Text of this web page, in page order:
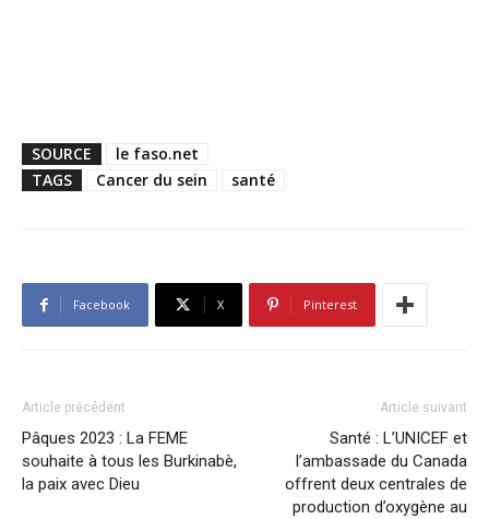
SOURCE
le faso.net
TAGS
Cancer du sein santé
Facebook X Pinterest
Article précédent
Pâques 2023 : La FEME
souhaite à tous les Burkinabè,
la paix avec Dieu
Article suivant
Santé : L’UNICEF et
l’ambassade du Canada
offrent deux centrales de
production d’oxygène au